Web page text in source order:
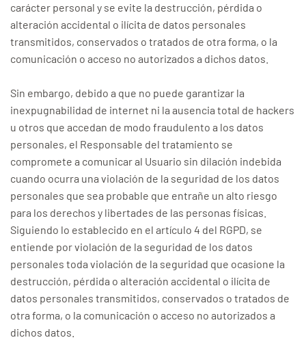
carácter personal y se evite la destrucción, pérdida o
alteración accidental o ilícita de datos personales
transmitidos, conservados o tratados de otra forma, o la
comunicación o acceso no autorizados a dichos datos.
Sin embargo, debido a que no puede garantizar la
inexpugnabilidad de internet ni la ausencia total de hackers
u otros que accedan de modo fraudulento a los datos
personales, el Responsable del tratamiento se
compromete a comunicar al Usuario sin dilación indebida
cuando ocurra una violación de la seguridad de los datos
personales que sea probable que entrañe un alto riesgo
para los derechos y libertades de las personas físicas.
Siguiendo lo establecido en el artículo 4 del RGPD, se
entiende por violación de la seguridad de los datos
personales toda violación de la seguridad que ocasione la
destrucción, pérdida o alteración accidental o ilícita de
datos personales transmitidos, conservados o tratados de
otra forma, o la comunicación o acceso no autorizados a
dichos datos.